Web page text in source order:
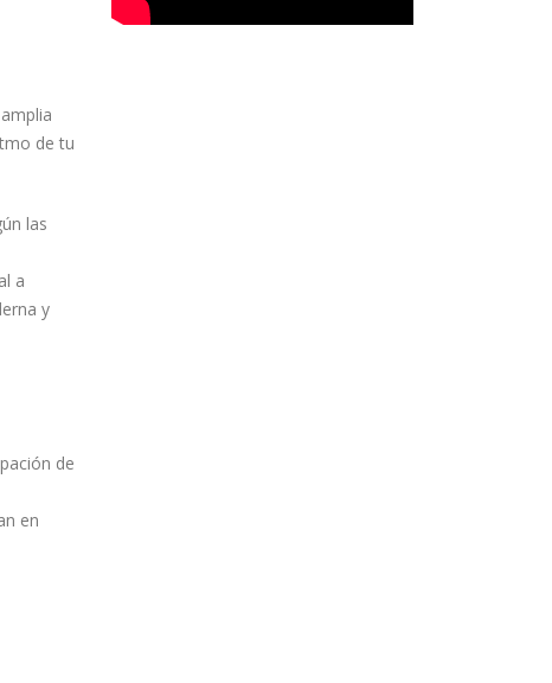
de tu
las
a
y
de
en